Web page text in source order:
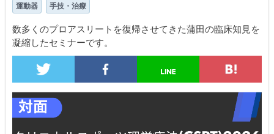
運動器
手技・治療
数多くのプロアスリートを復帰させてきた蒲田の臨床知見を
凝縮したセミナーです。